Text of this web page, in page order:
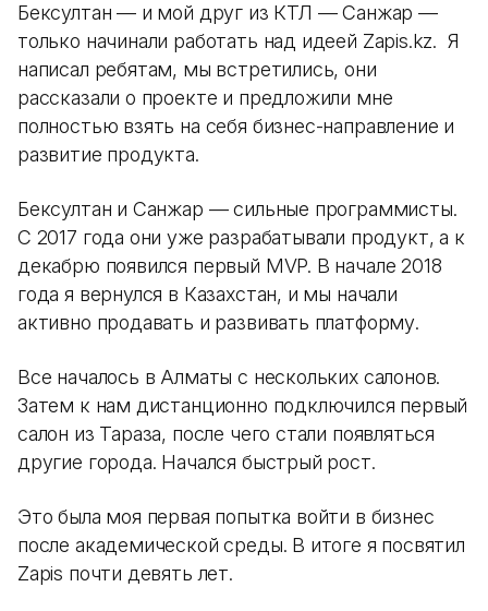
Бексултан — и мой друг из КТЛ — Санжар —
только начинали работать над идеей Zapis.kz. Я
написал ребятам, мы встретились, они
рассказали о проекте и предложили мне
полностью взять на себя бизнес-направление и
развитие продукта.
Бексултан и Санжар — сильные программисты.
С 2017 года они уже разрабатывали продукт, а к
декабрю появился первый MVP. В начале 2018
года я вернулся в Казахстан, и мы начали
активно продавать и развивать платформу.
Все началось в Алматы с нескольких салонов.
Затем к нам дистанционно подключился первый
салон из Тараза, после чего стали появляться
другие города. Начался быстрый рост.
Это была моя первая попытка войти в бизнес
после академической среды. В итоге я посвятил
Zapis почти девять лет.